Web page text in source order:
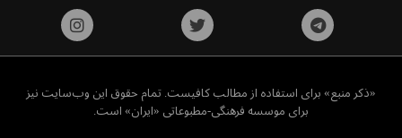
«ذکر منبع» برای استفاده از مطالب کافیست. تمام حقوق این وب‌سایت نیز
برای موسسه فرهنگی-مطبوعاتی «ایران» است.